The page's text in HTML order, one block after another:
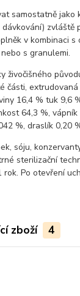
samostatně jako
zvláště
v kombinaci s
s granulemi.
živočišného
části,
16,4 % tuk 9,6
64,3 %,
%, draslík 0,20
sóju,
sterilizační
Po otevření
zboží 4